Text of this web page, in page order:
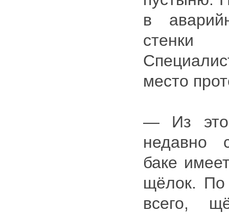
в
стенки
место
— Из
недавно
баке
щёлок. По
всего,